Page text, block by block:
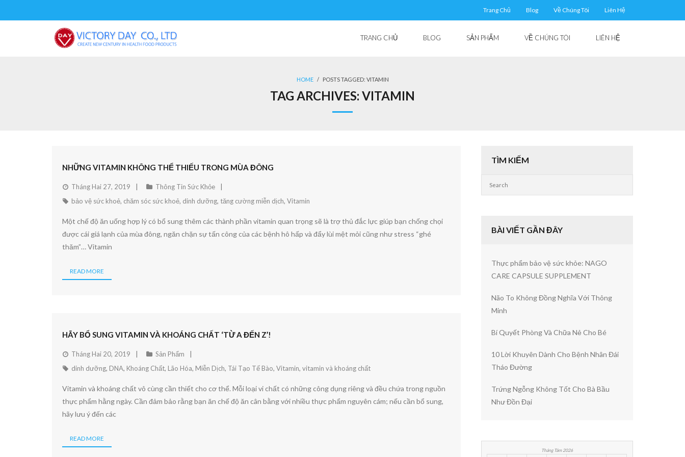
Trang Chủ Blog Về Chúng Tôi Liên Hệ
TRANG CHỦ BLOG SẢN PHẨM VỀ CHÚNG TÔI LIÊN HỆ
HOME / POSTS TAGGED: VITAMIN
TAG ARCHIVES: VITAMIN
NHỮNG VITAMIN KHÔNG THỂ THIẾU TRONG MÙA ĐÔNG
Tháng Hai 27, 2019
Thông Tin Sức Khỏe
bảo vệ sức khoẻ, chăm sóc sức khoẻ, dinh dưỡng, tăng cường miễn dịch, Vitamin
Một chế độ ăn uống hợp lý có bổ sung thêm các thành phần vitamin quan trọng sẽ là trợ thủ đắc lực giúp bạn chống chọi
được cái giá lạnh của mùa đông, ngăn chặn sự tấn công của các bệnh hô hấp và đẩy lùi mệt mỏi cũng như stress “ghé
thăm”… Vitamin
READ MORE
HÃY BỔ SUNG VITAMIN VÀ KHOÁNG CHẤT ‘TỪ A ĐẾN Z’!
Tháng Hai 20, 2019
Sản Phẩm
dinh dưỡng, DNA, Khoáng Chất, Lão Hóa, Miễn Dịch, Tái Tạo Tế Bào, Vitamin, vitamin và khoáng chất
Vitamin và khoáng chất vô cùng cần thiết cho cơ thể. Mỗi loại vi chất có những công dụng riêng và đều chứa trong nguồn
thực phẩm hằng ngày. Cần đảm bảo rằng bạn ăn chế độ ăn cân bằng với nhiều thực phẩm nguyên cám; nếu cần bổ sung,
hãy lưu ý đến các
READ MORE
TÌM KIẾM
BÀI VIẾT GẦN ĐÂY
Thực phẩm bảo vệ sức khỏe: NAGO
CARE CAPSULE SUPPLEMENT
Não To Không Đồng Nghĩa Với Thông
Minh
Bí Quyết Phòng Và Chữa Nẻ Cho Bé
10 Lời Khuyên Dành Cho Bệnh Nhân Đái
Tháo Đường
Trứng Ngỗng Không Tốt Cho Bà Bầu
Như Đồn Đại
Tháng Tám 2026